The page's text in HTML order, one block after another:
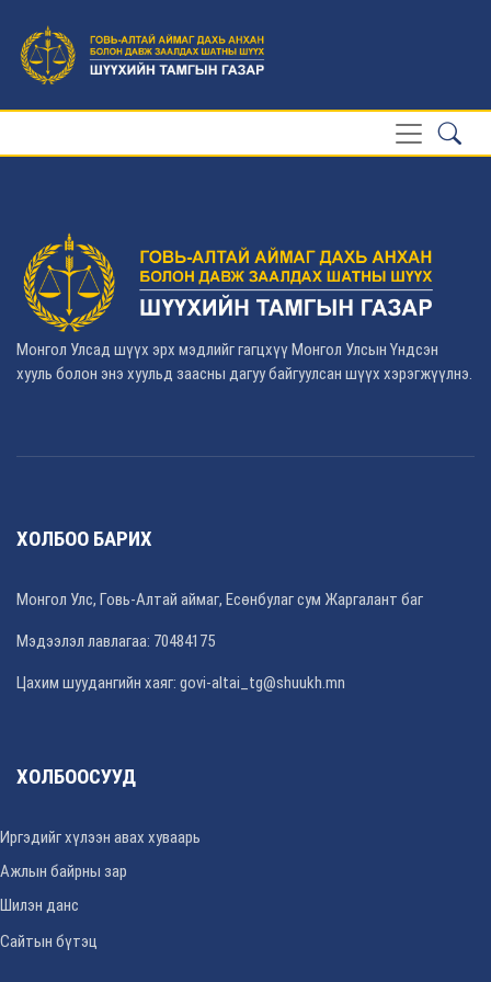
Монгол Улсад шүүх эрх мэдлийг гагцхүү Монгол Улсын Үндсэн
хууль болон энэ хуульд заасны дагуу байгуулсан шүүх хэрэгжүүлнэ.
ХОЛБОО БАРИХ
Монгол Улс, Говь-Алтай аймаг, Есөнбулаг сум Жаргалант баг
Мэдээлэл лавлагаа: 70484175
Цахим шуудангийн хаяг: govi-altai_tg@shuukh.mn
ХОЛБООСУУД
Иргэдийг хүлээн авах хуваарь
Ажлын байрны зар
Шилэн данс
Сайтын бүтэц